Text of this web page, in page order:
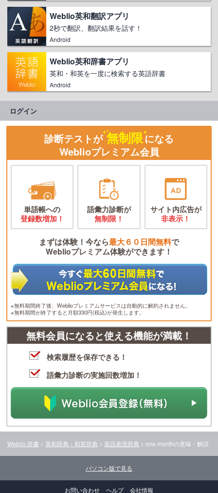
Weblio英和翻訳アプリ
2秒で翻訳、翻訳結果を話す！
Android
Weblio英和辞書アプリ
英和・和英を一度に検索する英語辞書
Android
ログイン
診断テストが 無制限になる
Weblioプレミアム会員
単語帳への
登録数増加！
語彙力診断が
無制限！
サイト内広告が
非表示！
まずは体験！今なら最大６０日間無料で
Weblioプレミアム体験ができます！
※無料期間終了後、Weblioプレミアムサービスは自動的に解約されません。
※無料期間が終了すると月額330円(税込)が発生します。
無料会員になると使える機能が満載！
検索履歴を保存できる！
語彙力診断の実施回数増加！
Weblio 辞書 > 英和辞典・和英辞典 > 英語表現辞典 > one monthの意味・解説
パソコン版で見る
お問い合わせ ヘルプ 会社情報